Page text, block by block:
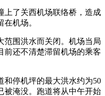
上了关西机场联络桥，造成
机场。
范围洪水而关闭。机场当局
前还不清楚滞留机场的乘客
和停机坪的最大洪水约为50
被淹没。跑道将从中午开始